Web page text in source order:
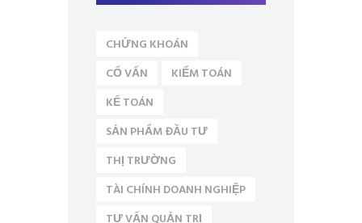
CHỨNG KHOÁN
CỐ VẤN
KIỂM TOÁN
KẾ TOÁN
SẢN PHẨM ĐẦU TƯ
THỊ TRƯỜNG
TÀI CHÍNH DOANH NGHIỆP
TƯ VẤN QUẢN TRỊ